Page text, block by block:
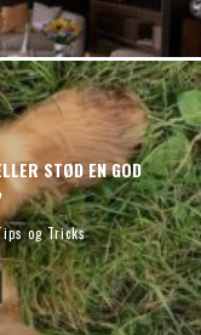
STØD EN GOD
og Tricks